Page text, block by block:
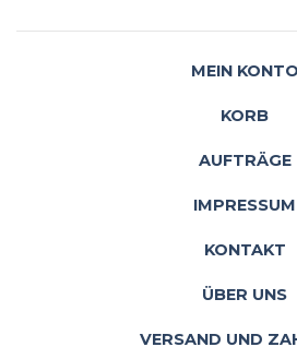
MEIN KONTO
KORB
AUFTRÄGE
IMPRESSUM
KONTAKT
ÜBER UNS
VERSAND UND